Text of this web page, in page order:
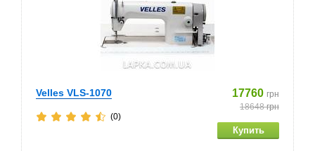
Velles VLS-1070 17760 грн
18648грн
(0)